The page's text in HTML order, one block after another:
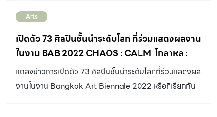
Arts
เปิดตัว 73 ศิลปินชั้นนำระดับโลก ที่ร่วมแสดงผลงาน
ในงาน BAB 2022 CHAOS : CALM โกลาหล :
สงบสุข
แถลงข่าวการเปิดตัว 73 ศิลปินชั้นนำระดับโลกที่ร่วมแสดงผล
งานในงาน Bangkok Art Biennale 2022 หรือที่เรียกกัน